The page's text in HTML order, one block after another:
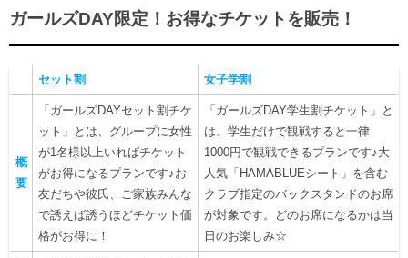
ガールズDAY限定！お得なチケットを販売！
セット割 女子学割
概
要
「ガールズDAYセット割チケ
ット」とは、グループに女性
が1名様以上いればチケット
がお得になるプランです♪お
友だちや彼氏、ご家族みんな
で誘えば誘うほどチケット価
格がお得に！
「ガールズDAY学生割チケット」と
は、学生だけで観戦すると一律
1000円で観戦できるプランです♪大
人気「HAMABLUEシート」を含む
クラブ指定のバックスタンドのお席
が対象です。どのお席になるかは当
日のお楽しみ☆